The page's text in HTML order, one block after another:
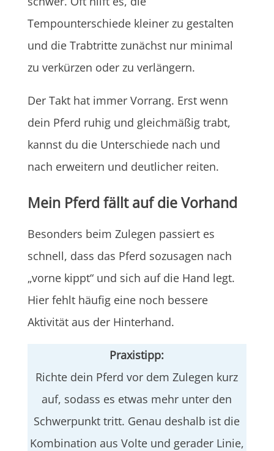
Tempounterschiede kleiner zu gestalten
und die Trabtritte zunächst nur minimal
zu verkürzen oder zu verlängern.
Der Takt hat immer Vorrang. Erst wenn
dein Pferd ruhig und gleichmäßig trabt,
kannst du die Unterschiede nach und
nach erweitern und deutlicher reiten.
Mein Pferd fällt auf die Vorhand
Besonders beim Zulegen passiert es
schnell, dass das Pferd sozusagen nach
„vorne kippt“ und sich auf die Hand legt.
Hier fehlt häufig eine noch bessere
Aktivität aus der Hinterhand.
Praxistipp:
Richte dein Pferd vor dem Zulegen kurz
auf, sodass es etwas mehr unter den
Schwerpunkt tritt. Genau deshalb ist die
Kombination aus Volte und gerader Linie,